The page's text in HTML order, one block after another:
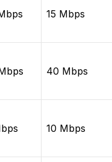
15 Mbps
40 Mbps
10 Mbps